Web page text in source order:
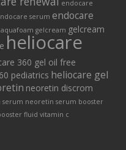
endocare
serum endocare
aquafoam gelcream gelcream
heliocare
360 gel oil free
pediatrics heliocare gel
neoretin discrom
serum neoretin serum booster
fluid vitamin c